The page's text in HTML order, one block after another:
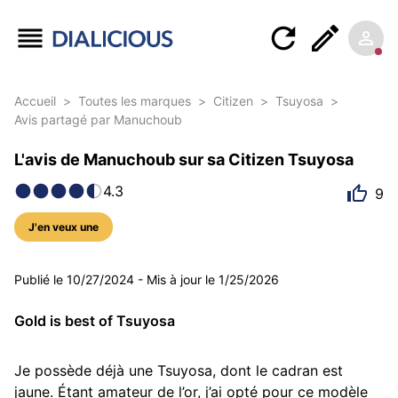
Accueil > Toutes les marques > Citizen > Tsuyosa >
Avis partagé par Manuchoub
L'avis de Manuchoub sur sa Citizen Tsuyosa
4.3
J'en veux une
9
6 photos
Publié le 10/27/2024 - Mis à jour le 1/25/2026
Gold is best of Tsuyosa
Je possède déjà une Tsuyosa, dont le cadran est
jaune. Étant amateur de l’or, j’ai opté pour ce modèle